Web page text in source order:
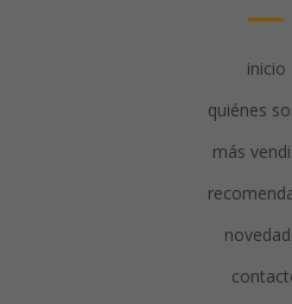
inicio
quiénes
más